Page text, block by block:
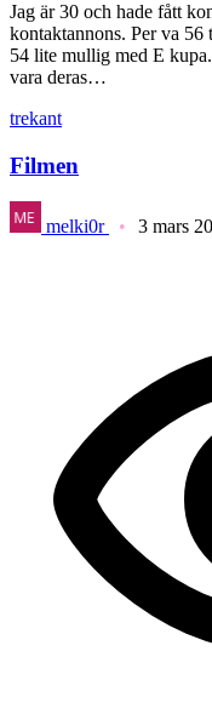
Jag är 30 och hade fått
kontaktannons. Per va 56
54 lite mullig med E
vara deras…
trekant
Filmen
melki0r 3 mars